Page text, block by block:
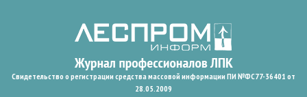
Свидетельство о регистрации средства массовой информации ПИ №ФС77-36401 от
28.05.2009